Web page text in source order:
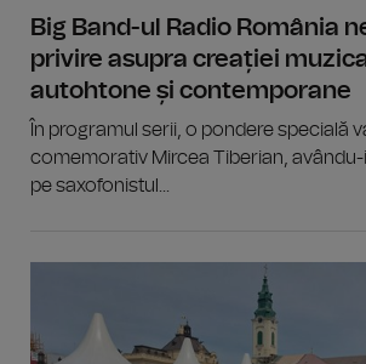
Big Band-ul Radio România
privire asupra creației
autohtone și contemporane
În programul serii, o pondere specială
comemorativ Mircea Tiberian,
pe saxofonistul...